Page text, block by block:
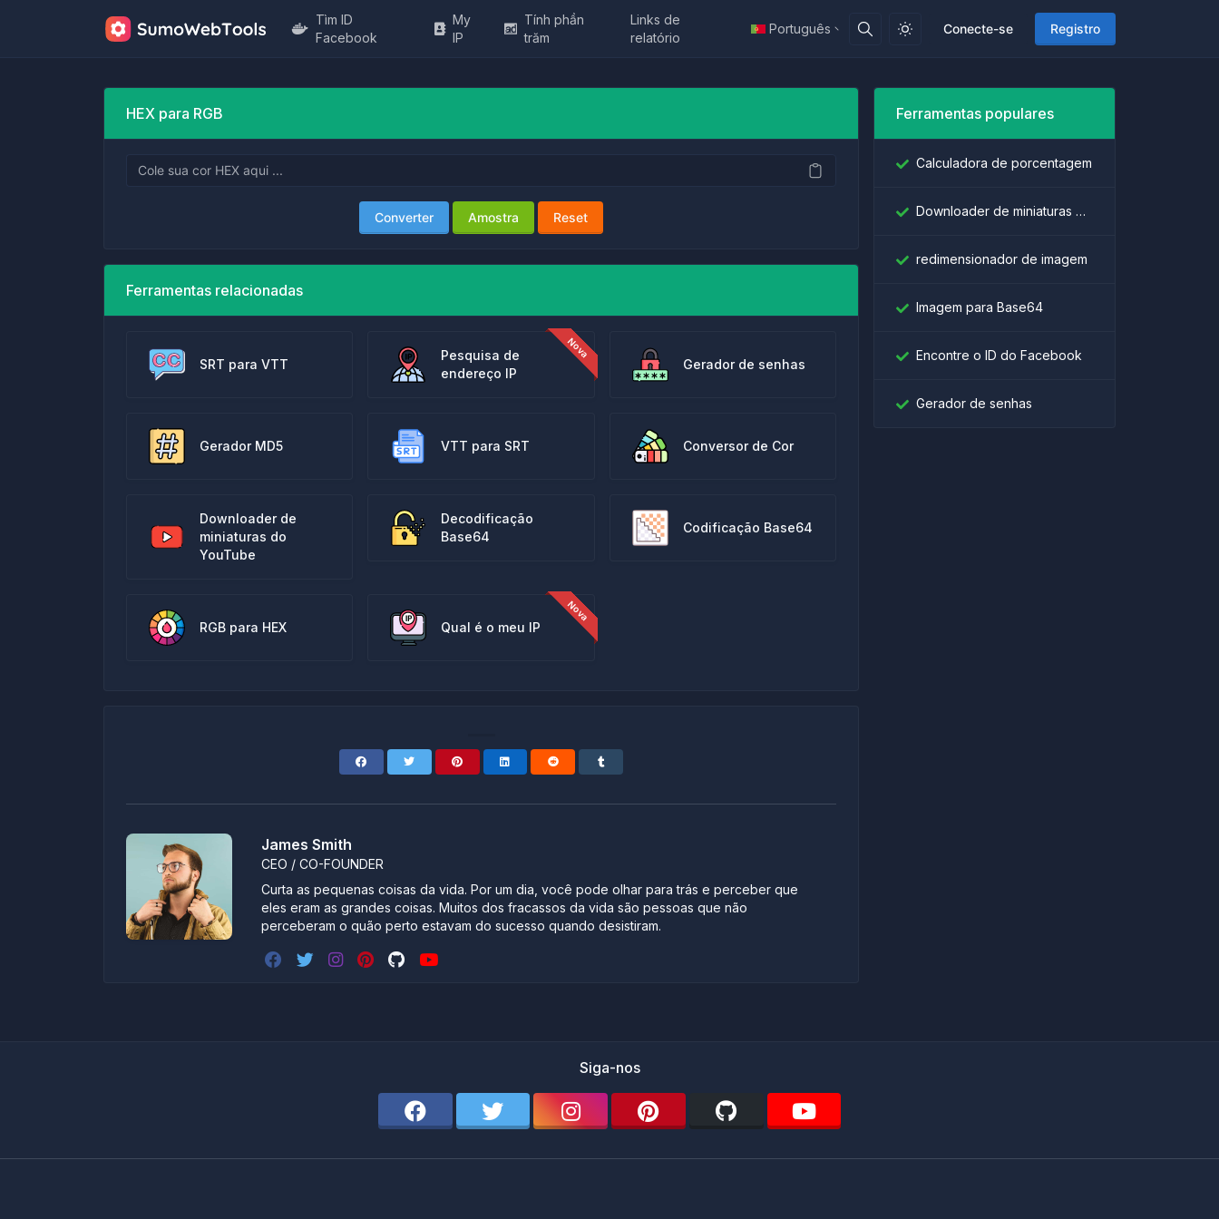
Conecte-se Registro
Tìm ID
Facebook
My
IP
Tính phần
trăm
Links de
relatório
Português
HEX para RGB
Converter Amostra Reset
Ferramentas relacionadas
SRT para VTT
Pesquisa de
endereço IP
Gerador de senhas
Gerador MD5 VTT para SRT Conversor de Cor
Downloader de
miniaturas do
YouTube
Decodificação
Base64
Codificação Base64
RGB para HEX Qual é o meu IP
James Smith
CEO / CO-FOUNDER
Curta as pequenas coisas da vida. Por um dia, você pode olhar para trás e perceber que
eles eram as grandes coisas. Muitos dos fracassos da vida são pessoas que não
perceberam o quão perto estavam do sucesso quando desistiram.
Ferramentas populares
Calculadora de porcentagem
Downloader de miniaturas do YouTube
redimensionador de imagem
Imagem para Base64
Encontre o ID do Facebook
Gerador de senhas
Siga-nos